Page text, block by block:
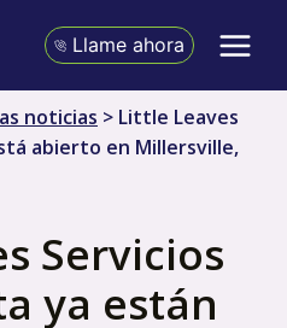
Llame ahora
noticias > Little Leaves
abierto en Millersville,
Servicios
ya están